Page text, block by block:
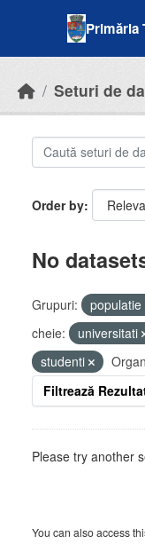
Primăria
Seturi de
Order by
No
Grupuri: populatie
cheie:
universitati
studenti
Filtrează
Please try another
You can also access